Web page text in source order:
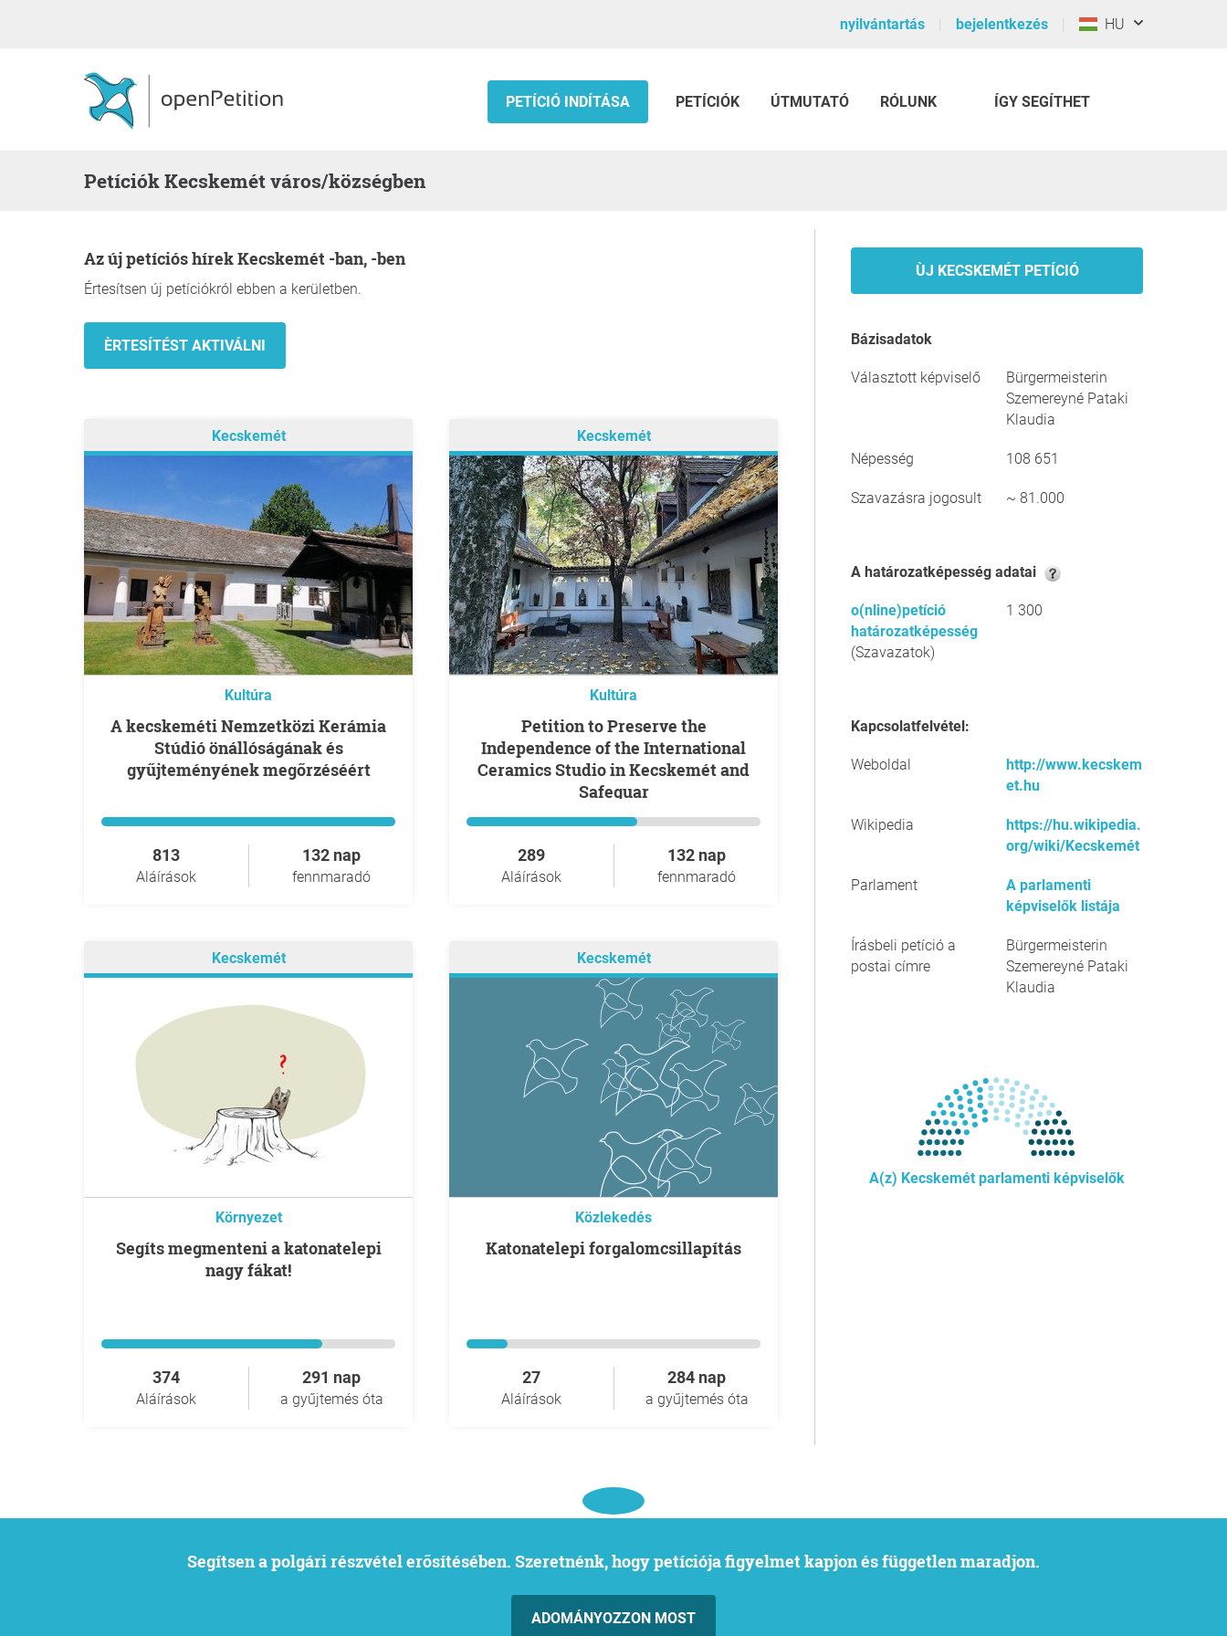
nyilvántartás bejelentkezés HU
PETÍCIÓ INDÍTÁSA PETÍCIÓK ÚTMUTATÓ RÓLUNK ÍGY SEGÍTHET
Petíciók Kecskemét város/községben
Az új petíciós hírek Kecskemét -ban, -ben
Értesítsen új petíciókról ebben a kerületben.
Kecskemét
Kultúra
A kecskeméti Nemzetközi Kerámia
Stúdió önállóságának és
gyűjteményének megőrzéséért
813
Aláírások
132 nap
fennmaradó
Kecskemét
Kultúra
Petition to Preserve the
Independence of the International
Ceramics Studio in Kecskemét and
Safeguar
289
Aláírások
132 nap
fennmaradó
Kecskemét
Környezet
Segíts megmenteni a katonatelepi
nagy fákat!
374
Aláírások
291 nap
a gyűjtemés óta
Kecskemét
Közlekedés
Katonatelepi forgalomcsillapítás
27
Aláírások
284 nap
a gyűjtemés óta
ÙJ KECSKEMÉT PETÍCIÓ
Bázisadatok
Választott képviselő
Bürgermeisterin
Szemereyné Pataki
Klaudia
Népesség 108 651
Szavazásra jogosult ~ 81.000
A határozatképesség adatai
o(nline)petíció
határozatképesség
(Szavazatok)
1 300
Kapcsolatfelvétel:
Weboldal
http://www.kecskem
et.hu
Wikipedia
https://hu.wikipedia.
org/wiki/Kecskemét
Parlament
A parlamenti
képviselők listája
Írásbeli petíció a
postai címre
Bürgermeisterin
Szemereyné Pataki
Klaudia
A(z) Kecskemét parlamenti képviselők
Segítsen a polgári részvétel erősítésében. Szeretnénk, hogy petíciója figyelmet kapjon és független maradjon.
ADOMÁNYOZZON MOST